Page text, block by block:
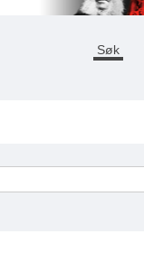
Søk